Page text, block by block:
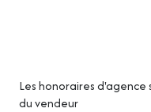
Les honoraires
du vendeur